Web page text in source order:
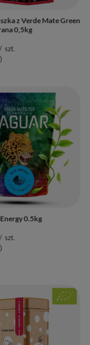
z Verde Mate Green
0,5kg
/ szt.
)
0.5kg
/ szt.
)